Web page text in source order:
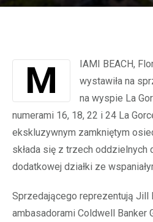
MIAMI BEACH, Floryda, 6 maja 2022 r. /PRNewswire/ — The Jills Zeder Group
wystawiła na
na wyspie La
numerami 16, 18, 22 i 24 La
ekskluzywnym zamkniętym
składa się z trzech
dodatkowej działki ze
Sprzedającego reprezentują
ambasadorami Coldwell Banker